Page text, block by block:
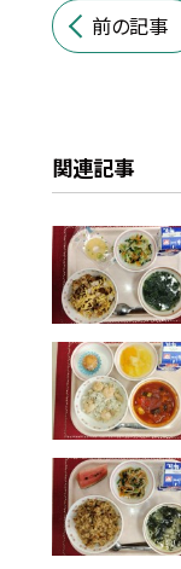
前の記事
関連記事